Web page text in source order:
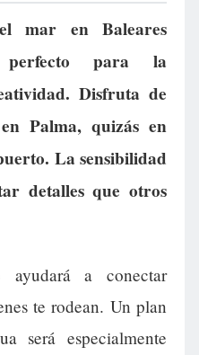
mar en Baleares
para la
Disfruta de
Palma, quizás en
La sensibilidad
detalles que otros
a conectar
te rodean. Un plan
será especialmente